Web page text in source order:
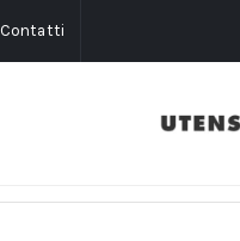
Contatti